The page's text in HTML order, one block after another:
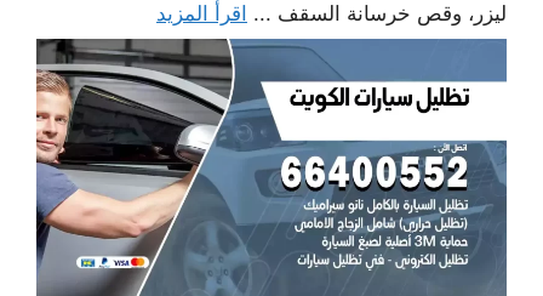
ليزر، وقص خرسانة السقف ... اقرأ المزيد